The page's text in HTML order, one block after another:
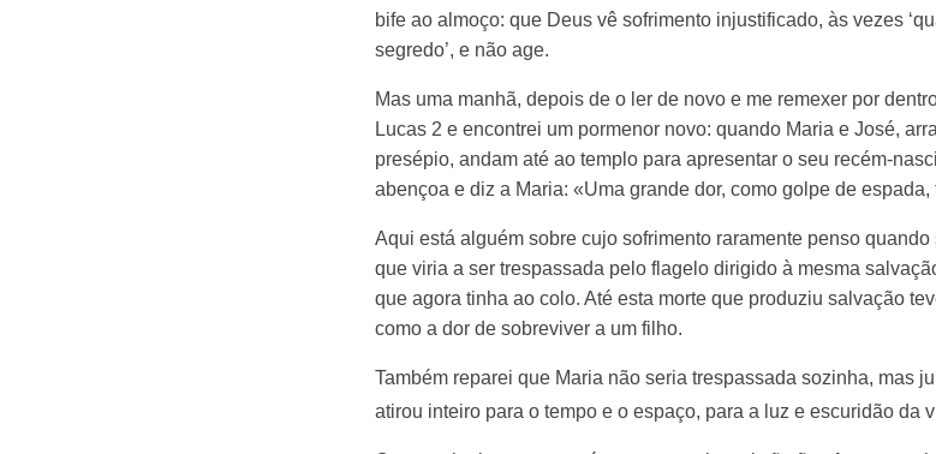
bife ao almoço: que Deus vê sofrimento injustificado, às vezes
segredo’, e não age.
Mas uma manhã, depois de o ler de novo e me remexer por
Lucas 2 e encontrei um pormenor novo: quando Maria e José,
presépio, andam até ao templo para apresentar o seu recém-
abençoa e diz a Maria: «Uma grande dor, como golpe de
Aqui está alguém sobre cujo sofrimento raramente penso
que viria a ser trespassada pelo flagelo dirigido à mesma
que agora tinha ao colo. Até esta morte que produziu salvação
como a dor de sobreviver a um filho.
Também reparei que Maria não seria trespassada sozinha, mas
atirou inteiro para o tempo e o espaço, para a luz e escuridão da